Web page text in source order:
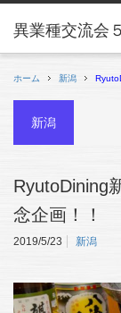
ホーム 新潟
新潟
RyutoDining
念企画！！
2019/5/23 新潟